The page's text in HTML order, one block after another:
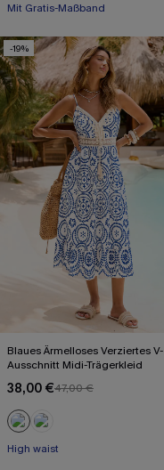
High waist
-19%
Blaues Ärmelloses Verziertes V-
Ausschnitt Midi-Trägerkleid
38,00 €47,00 €
High waist